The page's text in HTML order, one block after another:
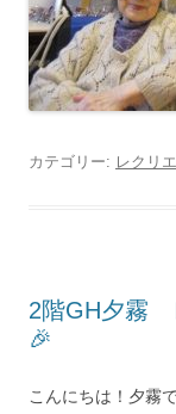
カテゴリー: レクリ
2階GH夕霧
🎉
こんにちは！夕霧